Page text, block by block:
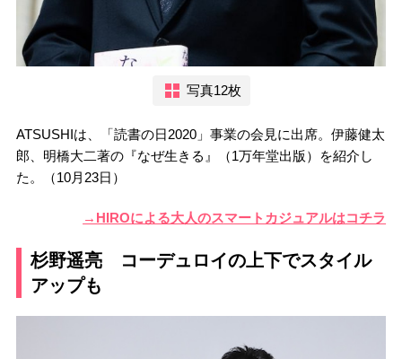
写真12枚
ATSUSHIは、「読書の日2020」事業の会見に出席。伊藤健太
郎、明橋大二著の『なぜ生きる』（1万年堂出版）を紹介し
た。（10月23日）
→HIROによる大人のスマートカジュアルはコチラ
杉野遥亮 コーデュロイの上下でスタイル
アップも